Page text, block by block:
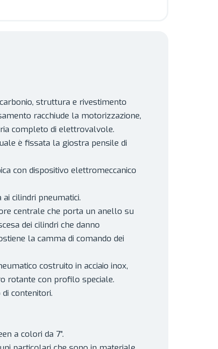
struttura e rivestimento
racchiude la motorizzazione,
completo di elettrovalvole.
è fissata la giostra pensile di
con dispositivo elettromeccanico
cilindri pneumatici.
centrale che porta un anello su
dei cilindri che danno
la camma di comando dei
costruito in acciaio inox,
rotante con profilo speciale.
contenitori.
a colori da 7”.